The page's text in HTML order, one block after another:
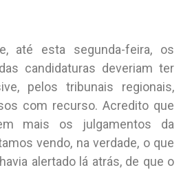
até esta segunda-feira, os
candidaturas deveriam ter
pelos tribunais regionais,
com recurso. Acredito que
mais os julgamentos da
vendo, na verdade, o que
alertado lá atrás, de que o